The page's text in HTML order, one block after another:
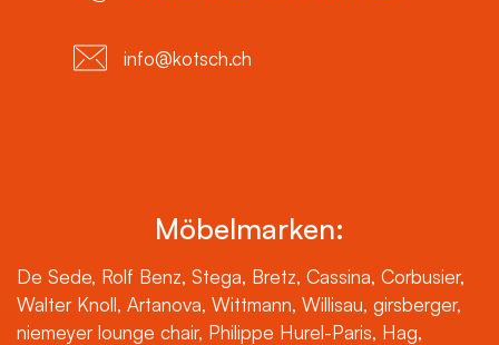
info@kotsch.ch
Möbelmarken:
De Sede, Rolf Benz, Stega, Bretz, Cassina, Corbusier,
Walter Knoll, Artanova, Wittmann, Willisau, girsberger,
niemeyer lounge chair, Philippe Hurel-Paris, Hag,